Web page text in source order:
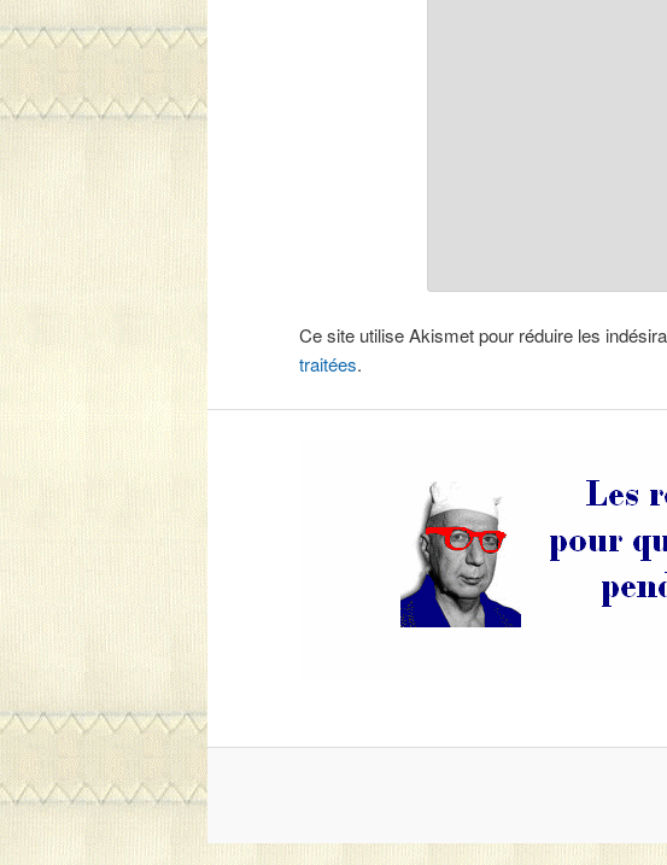
Ce site utilise Akismet pour réduire les
traitées.